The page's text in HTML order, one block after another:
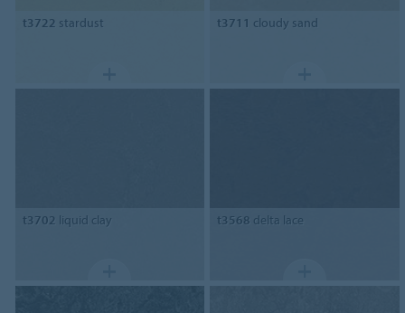
t3722 stardust t3711 cloudy sand
t3702 liquid clay t3568 delta lace